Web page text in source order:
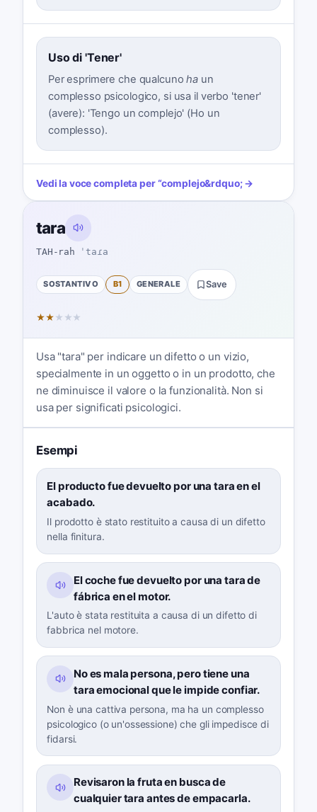
Uso di 'Tener'
Per esprimere che qualcunoha un
complesso psicologico, si usa il verbo 'tener'
(avere): 'Tengo un complejo' (Ho un
complesso).
Vedi la voce completa per“complejo&rdquo; →
tara
TAH-rah ˈtaɾa
SOSTANTIVO B1 GENERALE Save
★★ ★ ★ ★
Usa "tara" per indicare un difetto o un vizio,
specialmente in un oggetto o in un prodotto, che
ne diminuisce il valore o la funzionalità. Non si
usa per significati psicologici.
Esempi
El producto fue devuelto por una tara en el
acabado.
Il prodotto è stato restituito a causa di un difetto
nella finitura.
El coche fue devuelto por una tara de
fábrica en el motor.
L'auto è stata restituita a causa di un difetto di
fabbrica nel motore.
No es mala persona, pero tiene una
tara emocional que le impide confiar.
Non è una cattiva persona, ma ha un complesso
psicologico (o un'ossessione) che gli impedisce di
fidarsi.
Revisaron la fruta en busca de
cualquier tara antes de empacarla.